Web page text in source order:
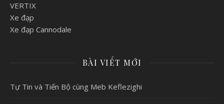
VERTIX
Xe đạp
Xe đạp Cannodale
BÀI VIẾT MỚI
Tự Tin và Tiến Bộ cùng Meb Keflezighi